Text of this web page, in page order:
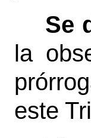
Se
la
este